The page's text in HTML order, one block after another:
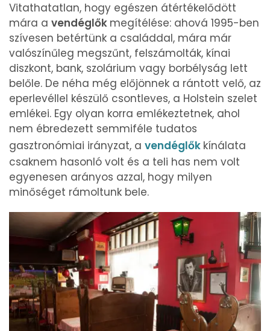
Vitathatatlan, hogy egészen átértékelődött
mára a vendéglők megítélése: ahová 1995-ben
szívesen betértünk a családdal, mára már
valószínűleg megszűnt, felszámolták, kínai
diszkont, bank, szolárium vagy borbélyság lett
belőle. De néha még előjönnek a rántott velő, az
eperlevéllel készülő csontleves, a Holstein szelet
emlékei. Egy olyan korra emlékeztetnek, ahol
nem ébredezett semmiféle tudatos
gasztronómiai irányzat, a vendéglők kínálata
csaknem hasonló volt és a teli has nem volt
egyenesen arányos azzal, hogy milyen
minőséget rámoltunk bele.